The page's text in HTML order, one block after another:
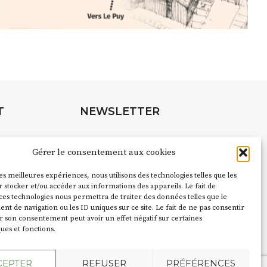
Gérer le consentement aux cookies
meilleures expériences, nous utilisons des technologies telles que les
stocker et/ou accéder aux informations des appareils. Le fait de
technologies nous permettra de traiter des données telles que le
de navigation ou les ID uniques sur ce site. Le fait de ne pas consentir
son consentement peut avoir un effet négatif sur certaines
et fonctions.
REFUSER PRÉFÉRENCES
Turle, vous avez ouvert une
les rues, les caves, les granges
à d’autres activités culturelles de la
Cochon Charbons’inscrit comme
festival d’Auzon 2026 (2 /22 août).
le nom :Fumoir?
terme employé dans les actes de
lieu. Jusqu’à la fin du XXe siècle,
pour
NEWSLETTER
NOUS CONTACTER